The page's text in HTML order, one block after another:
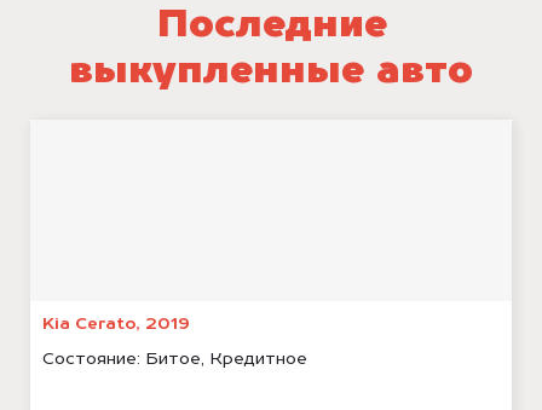
Последние
выкупленные авто
Kia Cerato, 2019
Состояние: Битое, Кредитное